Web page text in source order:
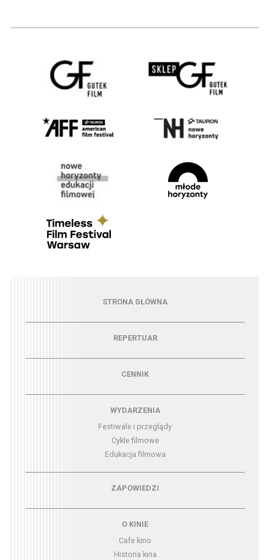
Menu - strona główna
STRONA GŁÓWNA
Menu - repertuarREPERTUAR
CENNIK
Menu - wydarzeniaWYDARZENIA
Festiwale i przeglądy
Cykle filmowe
Edukacja filmowa
Menu - zapowiedziZAPOWIEDZI
O KINIE
Cafe kino
Historia kina